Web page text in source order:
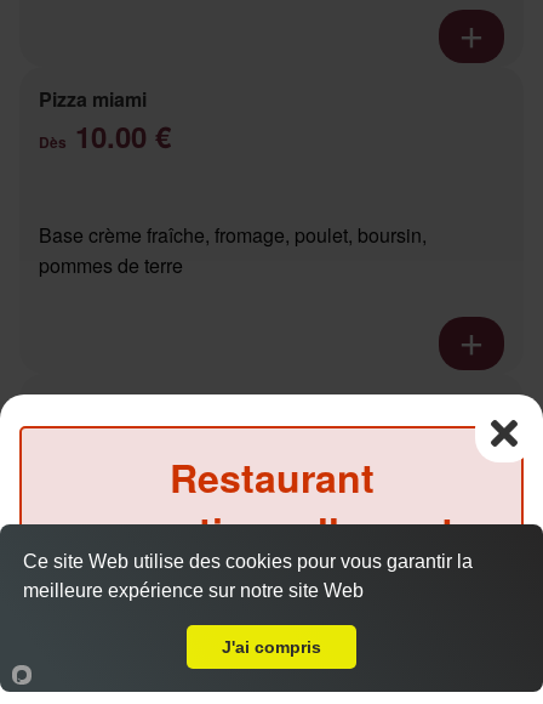
Pizza miami
Dès 10.00 €
Base crème fraîche, fromage, poulet, boursin,
pommes de terre
10.00 €
Accueil Panier Compte
Restaurant
exceptionnellement
fermé ce midi
(Précommande possible)
Ce site Web utilise des cookies pour vous garantir la
meilleure expérience sur notre site Web
J'ai compris